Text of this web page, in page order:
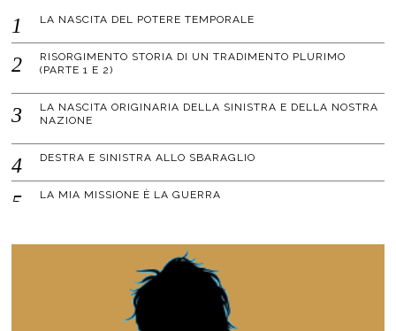
LA NASCITA DEL POTERE TEMPORALE
RISORGIMENTO STORIA DI UN TRADIMENTO PLURIMO
(PARTE 1 E 2)
LA NASCITA ORIGINARIA DELLA SINISTRA E DELLA NOSTRA
NAZIONE
DESTRA E SINISTRA ALLO SBARAGLIO
LA MIA MISSIONE È LA GUERRA